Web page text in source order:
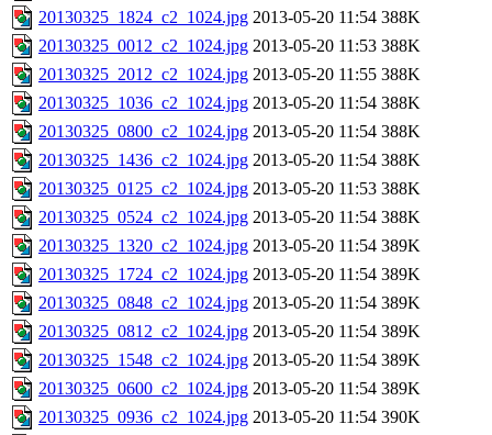
20130325_1824_c2_1024.jpg 2013-05-20 11:54 388K
20130325_0012_c2_1024.jpg 2013-05-20 11:53 388K
20130325_2012_c2_1024.jpg 2013-05-20 11:55 388K
20130325_1036_c2_1024.jpg 2013-05-20 11:54 388K
20130325_0800_c2_1024.jpg 2013-05-20 11:54 388K
20130325_1436_c2_1024.jpg 2013-05-20 11:54 388K
20130325_0125_c2_1024.jpg 2013-05-20 11:53 388K
20130325_0524_c2_1024.jpg 2013-05-20 11:54 388K
20130325_1320_c2_1024.jpg 2013-05-20 11:54 389K
20130325_1724_c2_1024.jpg 2013-05-20 11:54 389K
20130325_0848_c2_1024.jpg 2013-05-20 11:54 389K
20130325_0812_c2_1024.jpg 2013-05-20 11:54 389K
20130325_1548_c2_1024.jpg 2013-05-20 11:54 389K
20130325_0600_c2_1024.jpg 2013-05-20 11:54 389K
20130325_0936_c2_1024.jpg 2013-05-20 11:54 390K